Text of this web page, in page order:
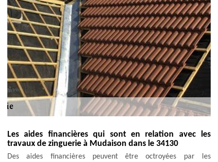
Les aides financières qui sont en relation avec les
travaux de zinguerie à Mudaison dans le 34130
Des aides financières peuvent être octroyées par les